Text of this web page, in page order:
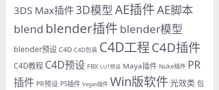
3DS Max插件3D模型AE插件AE脚本
blend blender插件 blender模型
blender预设 C4D C4D包装 C4D工程C4D插件
C4D教程 C4D预设 FBX LUT预设 Maya插件 Nuke插件 PR
插件 PR预设 PS插件 Vegas插件 Win版软件 光效类 包